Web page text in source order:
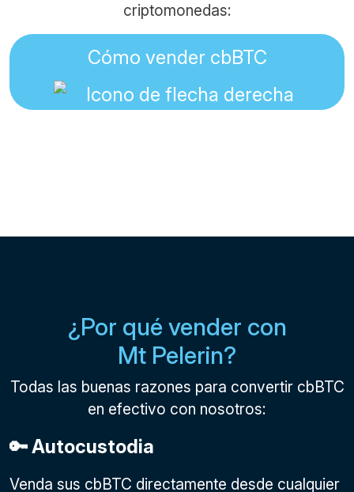
criptomonedas:
Cómo vender cbBTC
¿Por qué vender con
Mt Pelerin?
Todas las buenas razones para convertir cbBTC
en efectivo con nosotros:
🔑 Autocustodia
Venda sus cbBTC directamente desde cualquier